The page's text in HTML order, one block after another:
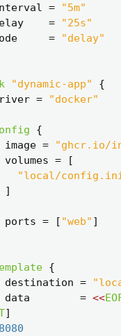
=
"5m"
=
"25s"
=
"delay"
"dynamic-app"
=
"docker"
image
=
"ghcr.io/
volumes
=
[
"local/
]
ports
= [ "web" ]
destination
=
data
= <<
]
8080